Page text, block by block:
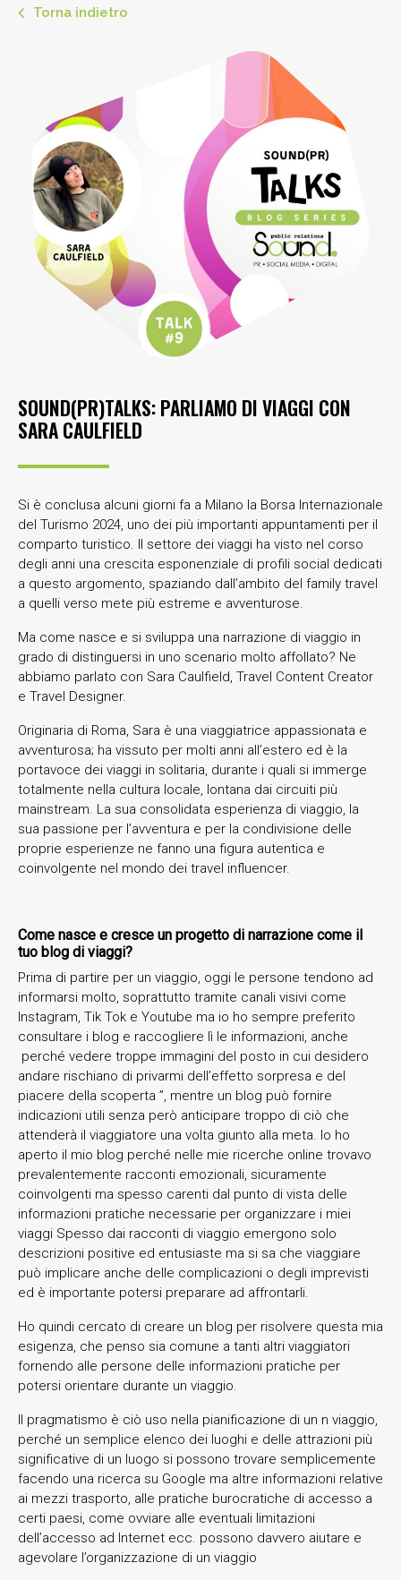
Torna indietro
SOUND(PR)TALKS: PARLIAMO DI VIAGGI CON
SARA CAULFIELD
Si è conclusa alcuni giorni fa a Milano la Borsa Internazionale
del Turismo 2024, uno dei più importanti appuntamenti per il
comparto turistico. Il settore dei viaggi ha visto nel corso
degli anni una crescita esponenziale di profili social dedicati
a questo argomento, spaziando dall’ambito del family travel
a quelli verso mete più estreme e avventurose.
Ma come nasce e si sviluppa una narrazione di viaggio in
grado di distinguersi in uno scenario molto affollato? Ne
abbiamo parlato con Sara Caulfield, Travel Content Creator
e Travel Designer.
Originaria di Roma, Sara è una viaggiatrice appassionata e
avventurosa; ha vissuto per molti anni all’estero ed è la
portavoce dei viaggi in solitaria, durante i quali si immerge
totalmente nella cultura locale, lontana dai circuiti più
mainstream. La sua consolidata esperienza di viaggio, la
sua passione per l’avventura e per la condivisione delle
proprie esperienze ne fanno una figura autentica e
coinvolgente nel mondo dei travel influencer.
Come nasce e cresce un progetto di narrazione come il
tuo blog di viaggi?
Prima di partire per un viaggio, oggi le persone tendono ad
informarsi molto, soprattutto tramite canali visivi come
Instagram, Tik Tok e Youtube ma io ho sempre preferito
consultare i blog e raccogliere lì le informazioni, anche
perché vedere troppe immagini del posto in cui desidero
andare rischiano di privarmi dell’effetto sorpresa e del
piacere della scoperta ”, mentre un blog può fornire
indicazioni utili senza però anticipare troppo di ciò che
attenderà il viaggiatore una volta giunto alla meta. Io ho
aperto il mio blog perché nelle mie ricerche online trovavo
prevalentemente racconti emozionali, sicuramente
coinvolgenti ma spesso carenti dal punto di vista delle
informazioni pratiche necessarie per organizzare i miei
viaggi Spesso dai racconti di viaggio emergono solo
descrizioni positive ed entusiaste ma si sa che viaggiare
può implicare anche delle complicazioni o degli imprevisti
ed è importante potersi preparare ad affrontarli.
Ho quindi cercato di creare un blog per risolvere questa mia
esigenza, che penso sia comune a tanti altri viaggiatori
fornendo alle persone delle informazioni pratiche per
potersi orientare durante un viaggio.
Il pragmatismo è ciò uso nella pianificazione di un n viaggio,
perché un semplice elenco dei luoghi e delle attrazioni più
significative di un luogo si possono trovare semplicemente
facendo una ricerca su Google ma altre informazioni relative
ai mezzi trasporto, alle pratiche burocratiche di accesso a
certi paesi, come ovviare alle eventuali limitazioni
dell’accesso ad Internet ecc. possono davvero aiutare e
agevolare l’organizzazione di un viaggio